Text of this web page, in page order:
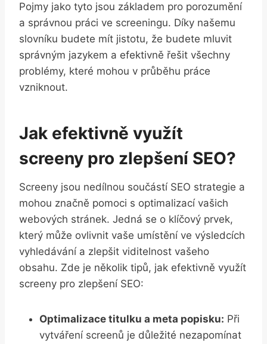
Pojmy ‌jako tyto jsou základem pro porozumění
⁣a správnou práci ve ​screeningu. Díky našemu
slovníku budete mít jistotu, že budete ​mluvit
správným jazykem a efektivně ⁤řešit⁢ všechny
problémy,‍ které mohou v průběhu práce
vzniknout.
Jak ⁢efektivně využít
⁣screeny pro zlepšení SEO?
Screeny jsou nedílnou‌ součástí SEO strategie a
⁣mohou značně pomoci s optimalizací vašich
webových⁤ stránek.‌ Jedná se o klíčový ‍prvek,
který ⁢může ⁣ovlivnit vaše ‍umístění‍ ve ‌výsledcích
vyhledávání ‌a zlepšit viditelnost vašeho
obsahu. Zde ​je několik⁣ tipů, jak ​efektivně ⁤využít
⁢screeny pro zlepšení SEO:
Optimalizace titulku ⁢a ⁢meta popisku: Při
vytváření screenů‍ je důležité nezapomínat